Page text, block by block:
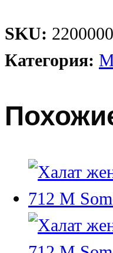
SKU:
Категория: